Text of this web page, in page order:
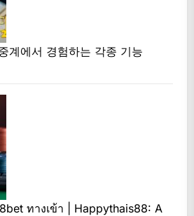
계에서 경험하는 각종 기능
ทางเข้า | Happythais88: A